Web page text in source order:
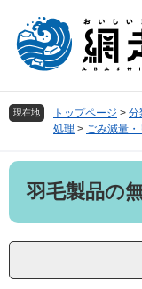
頭
で
飛
ば
へ
現在地 トップページ > 分
処理 > ごみ減量
本
羽毛製品の